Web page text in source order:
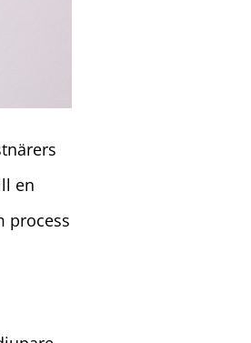
en
process